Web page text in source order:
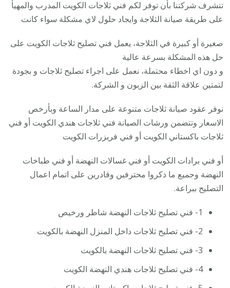
تتشرف شركتنا بأن توفر لكم فني ثلاجات الكويت المدرب والمهيأ
على طريقة صيانة الثلاجة وايجاد حلول لاي مشكلة سواء كانت
صغيرة أو كبيرة في الثلاجة، يعمل فني تصليح ثلاجات الكويت على
حل هذه المشكلة بسرعة عالية
و دون اي اخطاء محتملة، نعمل على اجراء تصليح ثلاجات و بجودة
لتمتين علاقة الثقة بين الزبون و الشركة.
نوفر عقود صيانة ثلاجات متنوعة على مدار الساعة وبأرخص
الاسعار وتتضمن ورشات الصيانة فني ثلاجات هندي الكويت أو فني
ثلاجات باكستاني الكويت أو فني فريزرات الكويت
أو فني برادات الكويت أو فني غسالات النهضة أو فني طباخات
النهضة وجميع ما ذكروا محترفين وقادرين على اتمام اعمال
التصليح ببراعة.
1- فني تصليح ثلاجات النهضة شاطر ورخيص
2- فني تصليح ثلاجات داخل المنزل النهضة بالكويت
3- فني تصليح ثلاجات النهضة بالكويت
4- فني تصليح ثلاجات هندي النهضة الكويت